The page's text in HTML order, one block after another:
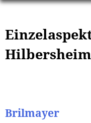
Hilbersheim
Brilmayer